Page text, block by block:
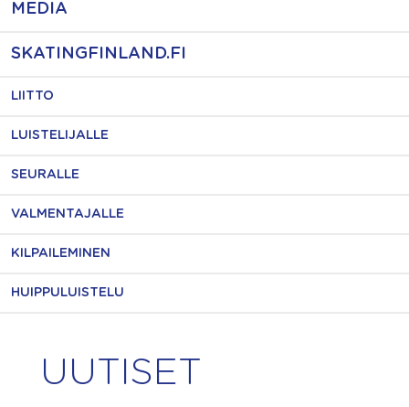
MEDIA
SKATINGFINLAND.FI
LIITTO
LUISTELIJALLE
SEURALLE
VALMENTAJALLE
KILPAILEMINEN
HUIPPULUISTELU
UUTISET